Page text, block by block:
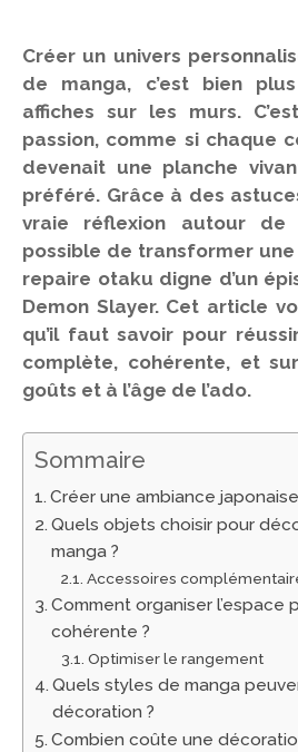
Créer un univers
de manga, c’est bien
affiches sur les murs.
passion, comme si chaque
devenait une planche
préféré. Grâce à des
vraie réflexion autour de
possible de transformer
repaire otaku digne d’un
Demon Slayer. Cet article
qu’il faut savoir pour
complète, cohérente, et
goûts et à l’âge de l’ado.
Sommaire
Créer une ambiance
Quels objets choisir pour
manga ?
Accessoires
Comment organiser l’espace
cohérente ?
Optimiser le rangement
Quels styles de manga
décoration ?
Combien coûte une